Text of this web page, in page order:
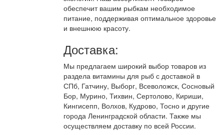
обеспечит вашим рыбкам необходимое
питание, поддерживая оптимальное здоровье
и внешнюю красоту.
Доставка:
Мы предлагаем широкий выбор товаров из
раздела витамины для рыб с доставкой в
СПб, Гатчину, Выборг, Всеволожск, Сосновый
Бор, Мурино, Тихвин, Сертолово, Кириши,
Кингисепп, Волхов, Кудрово, Тосно и другие
города Ленинградской области. Также мы
осуществляем доставку по всей России.